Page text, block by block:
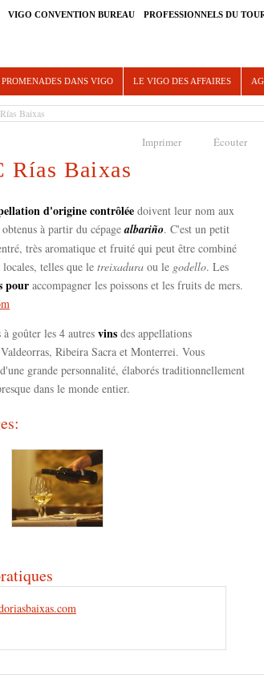
VIGO CONVENTION BUREAU PROFESSIONNELS DU
PROMENADES DANS VIGO LE VIGO DES AFFAIRES
Baixas
Imprimer Écouter
Rías Baixas
d'origine contrôlée doivent leur nom aux
à partir du cépagealbariño. C'est un petit
très aromatique et fruité qui peut être combiné
telles que le treixadura ou le godello. Les
pour accompagner les poissons et les fruits de mers.
à goûter les 4 autres vins des appellations
Ribeira Sacra et Monterrei. Vous
grande personnalité, élaborés traditionnellement
dans le monde entier.